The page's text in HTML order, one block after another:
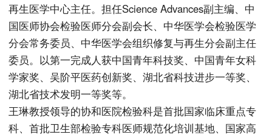
再生医学中心主任。担任Science Advances副主编、中
国医师协会检验医师分会副会长、中华医学会检验医学
分会常务委员、中华医学会组织修复与再生分会副主任
委员。以第一完成人获中国青年科技奖、中国青年女科
学家奖、吴阶平医药创新奖、湖北省科技进步一等奖、
湖北省技术发明一等奖等。
王琳教授领导的协和医院检验科是首批国家临床重点专
科、首批卫生部检验专科医师规范化培训基地、国家高